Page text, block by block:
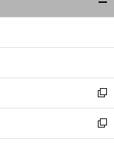
ィ
ン
ウ
開
く
新
し
い
ウ
新
し